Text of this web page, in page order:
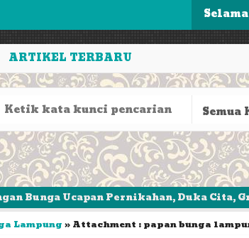
Flower Terbaru
(Khusus Bandar....
Single
ARTIKEL TERBARU
Ucapan Pernikahan, Duka Cita, Grand
Lampung» Attachment : papan bunga